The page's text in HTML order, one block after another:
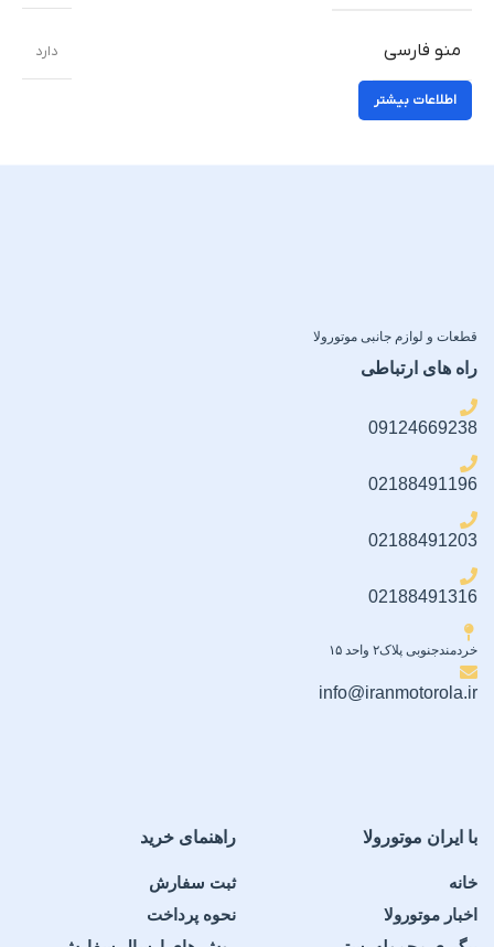
منو فارسی دارد
اطلاعات بیشتر
قطعات و لوازم جانبی موتورولا
راه های ارتباطی
09124669238
02188491196
02188491203
02188491316
خردمندجنوبی پلاک۲ واحد ۱۵
info@iranmotorola.ir
با ایران موتورولا
خانه
اخبار موتورولا
راهنمای خرید
ثبت سفارش
نحوه پرداخت